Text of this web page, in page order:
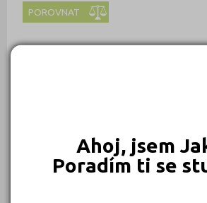
Ahoj, jsem
Poradím ti se
POROVNAT